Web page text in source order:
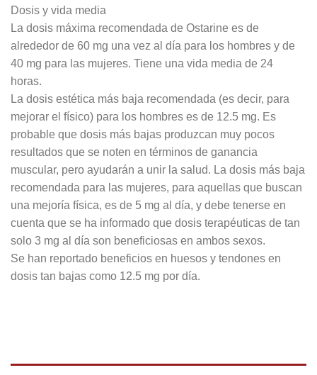
Dosis y vida media
La dosis máxima recomendada de Ostarine es de
alrededor de 60 mg una vez al día para los hombres y de
40 mg para las mujeres. Tiene una vida media de 24
horas.
La dosis estética más baja recomendada (es decir, para
mejorar el físico) para los hombres es de 12.5 mg. Es
probable que dosis más bajas produzcan muy pocos
resultados que se noten en términos de ganancia
muscular, pero ayudarán a unir la salud. La dosis más baja
recomendada para las mujeres, para aquellas que buscan
una mejoría física, es de 5 mg al día, y debe tenerse en
cuenta que se ha informado que dosis terapéuticas de tan
solo 3 mg al día son beneficiosas en ambos sexos.
Se han reportado beneficios en huesos y tendones en
dosis tan bajas como 12.5 mg por día.